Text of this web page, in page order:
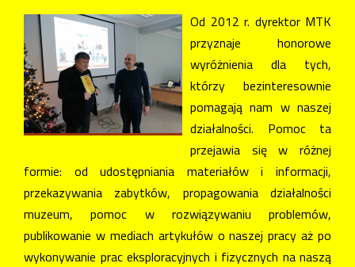
Od 2012 r. dyrektor MTK
przyznaje honorowe
wyróżnienia dla tych,
którzy bezinteresownie
pomagają nam w naszej
działalności. Pomoc ta
przejawia się w różnej
formie: od udostępniania materiałów i informacji,
przekazywania zabytków, propagowania działalności
muzeum, pomoc w rozwiązywaniu problemów,
publikowanie w mediach artykułów o naszej pracy aż po
wykonywanie prac eksploracyjnych i fizycznych na naszą